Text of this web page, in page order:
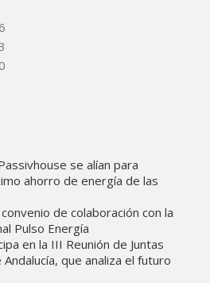
se alían para
ahorro de energía de las
de colaboración con la
Pulso Energía
en la III Reunión de Juntas
que analiza el futuro